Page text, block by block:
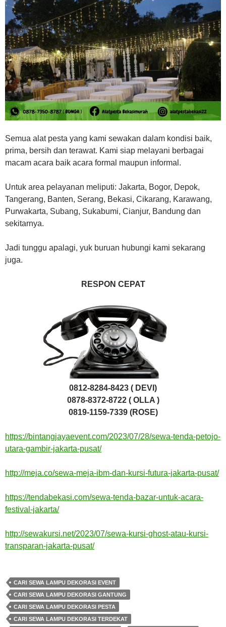
Semua alat pesta yang kami sewakan dalam kondisi baik,
prima, bersih dan terawat. Kami siap melayani berbagai
macam acara baik acara formal maupun informal.
Untuk area pelayanan meliputi: Jakarta, Bogor, Depok,
Tangerang, Banten, Serang, Bekasi, Cikarang, Karawang,
Purwakarta, Subang, Sukabumi, Cianjur, Bandung dan
sekitarnya.
Jadi tunggu apalagi, yuk buruan hubungi kami sekarang
juga.
RESPON CEPAT
0812-8284-8423 ( DEVI)
0878-8372-8722 ( OLLA )
0819-1159-7339 (ROSE)
https://bintangjayaevent.com/2023/07/28/sewa-tenda-petojo-
utara-gambir-jakarta-pusat/
http://meja.co/sewa-meja-ibm-dan-kursi-futura-jakarta-pusat/
https://tendabekasi.com/sewa-tenda-bazar-untuk-acara-
festival-jakarta/
http://sewakursi.net/2023/07/sewa-kursi-ghost-atau-kursi-
transparan-jakarta-pusat/
CARI SEWA LAMPU DEKORASI EVENT
CARI SEWA LAMPU DEKORASI GANTUNG
CARI SEWA LAMPU DEKORASI PESTA
CARI SEWA LAMPU DEKORASI TERDEKAT